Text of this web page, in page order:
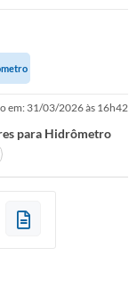
em: 31/03/2026 às 16h42
para Hidrômetro